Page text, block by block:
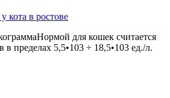
в ростове
для кошек считается
в пределах 5,5•103 ÷ 18,5•103 ед./л.